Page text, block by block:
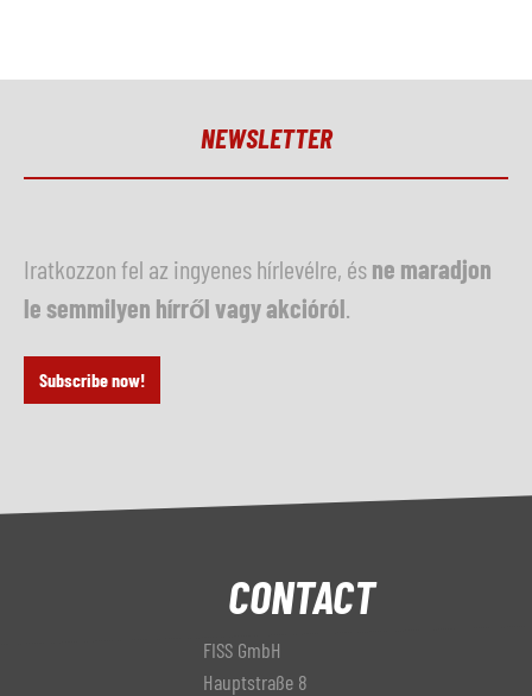
NEWSLETTER
Iratkozzon fel az ingyenes hírlevélre, ésne maradjon
le semmilyen hírről vagy akcióról
Subscribe now!
CONTACT
FISS GmbH
Hauptstraße 8